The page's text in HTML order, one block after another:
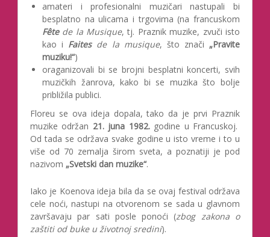
amateri i profesionalni muzičari nastupali bi
besplatno na ulicama i trgovima (na francuskom
Fêtede la Musique, tj. Praznik muzike, zvuči isto
kao i Faitesde la musique, što znači „Pravite
muziku!“)
oraganizovali bi se brojni besplatni koncerti, svih
muzičkih žanrova, kako bi se muzika što bolje
približila publici.
Floreu se ova ideja dopala, tako da je prvi Praznik
muzike održan 21. juna 1982.godine u Francuskoj.
Od tada se održava svake godine u isto vreme i to u
više od 70 zemalja širom sveta, a poznatiji je pod
nazivom „Svetski dan muzike“.
Iako je Koenova ideja bila da se ovaj festival održava
cele noći, nastupi na otvorenom se sada u glavnom
završavaju par sati posle ponoći (zbog zakona o
zaštiti od buke u životnoj sredini).